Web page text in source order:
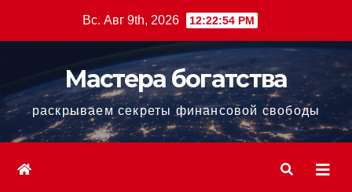
Вс. Авг 9th, 2026 12:22:55 PM
Мастера богатства
раскрываем секреты финансовой свободы